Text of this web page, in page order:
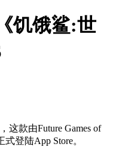
饥饿鲨:世
这款由Future Games of
登陆App Store。